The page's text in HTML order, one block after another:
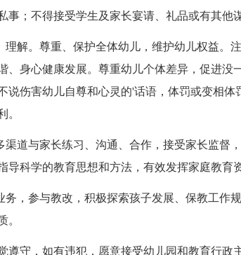
事；不得接受学生及家长宴请、礼品或有其他
。尊重、保护全体幼儿，维护幼儿权益。
、身心健康发展。尊重幼儿个体差异，促进没
说伤害幼儿自尊和心灵的'话语，体罚或变相体
。
与家长练习、沟通、合作，接受家长监督
导科学的教育思想和方法，有效发挥家庭教育
参与教改，积极探索孩子发展、保教工作
。
守，如有违犯，愿意接受幼儿园和教育行政主